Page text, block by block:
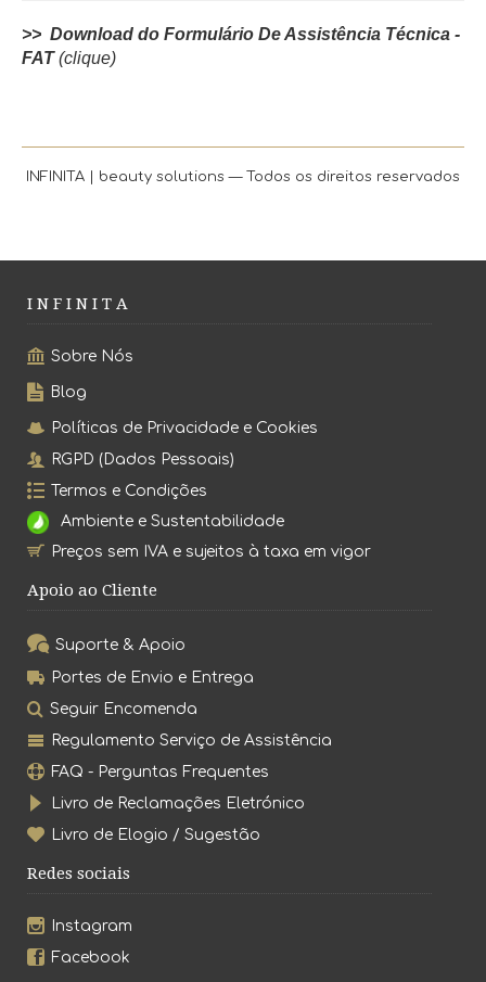
>> Download do Formulário De Assistência Técnica -
FAT(clique)
INFINITA | beauty solutions — Todos os direitos reservados
I N F I N I T A
Sobre Nós
Blog
Políticas de Privacidade e Cookies
RGPD (Dados Pessoais)
Termos e Condições
Ambiente e Sustentabilidade
Preços sem IVA e sujeitos à taxa em vigor
Apoio ao Cliente
Suporte & Apoio
Portes de Envio e Entrega
Seguir Encomenda
Regulamento Serviço de Assistência
FAQ - Perguntas Frequentes
Livro de Reclamações Eletrónico
Livro de Elogio / Sugestão
Redes sociais
Instagram
Facebook